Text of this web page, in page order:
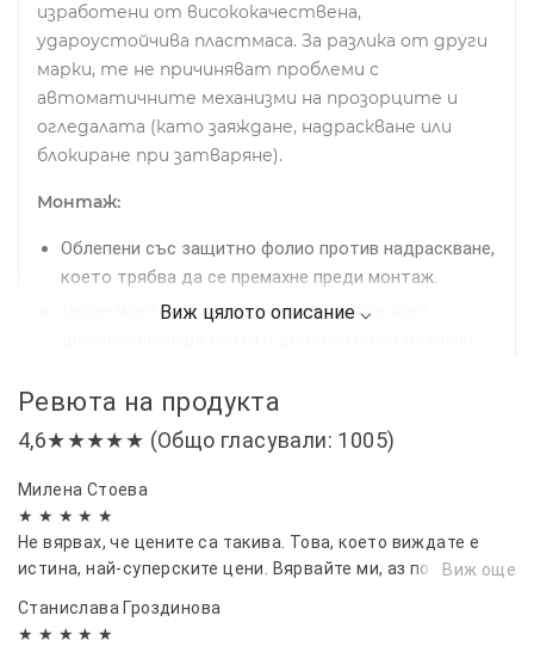
изработени от висококачествена,
удароустойчива пластмаса. За разлика от други
марки, те не причиняват проблеми с
автоматичните механизми на прозорците и
огледалата (като заяждане, надраскване или
блокиране при затваряне).
Монтаж:
Облепени със защитно фолио против надраскване,
което трябва да се премахне преди монтаж.
Лесен монтаж в канала на прозорците чрез
Препоръчително е предварително почистване на
рамките на прозорците за най-добро прилепване.
Съвместими за:
Осигурете си по-комфортно, безопасно и
приятно шофиране с нашите качествени
ветробрани
Ревюта на продукта
4,6★★★★★ (Общо гласували: 1005)
Милена Стоева
★ ★ ★ ★ ★
Не вярвах, че цените са такива. Това, което виждате е
истина, най-суперските цени. Вярвайте ми, аз поръчвам
Виж още
Станислава Гроздинова
★ ★ ★ ★ ★